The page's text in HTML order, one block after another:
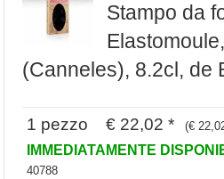
Stampo da
(Canneles), 8.2cl, de
1 pezzo € 22,02 * (€
IMMEDIATAMENTE
40788